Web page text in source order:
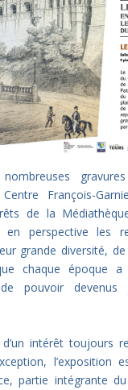
François-
de la
perspective les
grande diversité,
chaque époque
pouvoir
intérêt toujours
l’exposition
partie intégrante